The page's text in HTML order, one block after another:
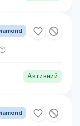
Активний